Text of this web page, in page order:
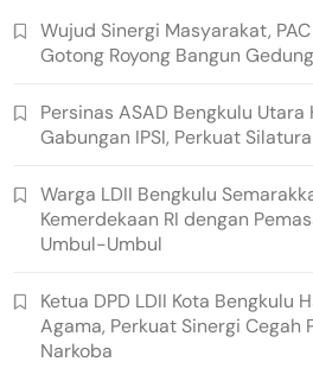
Wujud Sinergi Masyarakat,
Gotong Royong Bangun
Persinas ASAD Bengkulu
Gabungan IPSI, Perkuat
Warga LDII Bengkulu
Kemerdekaan RI dengan
Umbul-Umbul
Ketua DPD LDII Kota Bengkulu
Agama, Perkuat Sinergi Cegah
Narkoba